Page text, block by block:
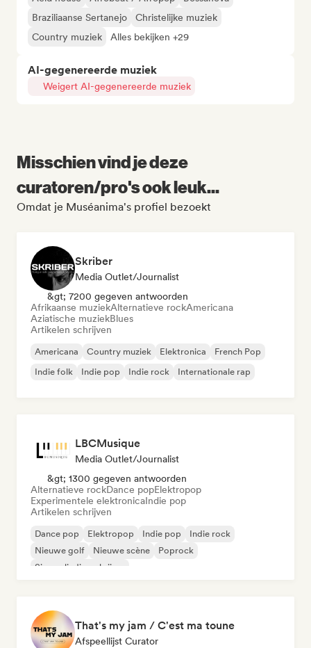
Braziliaanse Sertanejo
Christelijke muziek
Country muziek
Alles bekijken +29
AI-gegenereerde muziek
Weigert AI-gegenereerde muziek
Misschien vind je deze
curatoren/pro's ook leuk...
Omdat je Muséanima's profiel bezoekt
Skriber
Media Outlet/Journalist
&gt; 7200 gegeven antwoorden
Afrikaanse muziekAlternatieve rockAmericana
Aziatische muziekBlues
Artikelen schrijven
Americana Country muziek Elektronica
French Pop
Indie folk
Indie pop Indie rock Internationale rap
LBCMusique
Media Outlet/Journalist
&gt; 1300 gegeven antwoorden
Alternatieve rockDance popElektropop
Experimentele elektronicaIndie pop
Artikelen schrijven
Dance pop Elektropop Indie pop
Indie rock
Nieuwe golf
Nieuwe scène
Poprock
Singer-liedjesschrijver
That's my jam / C'est ma toune
Afspeellijst Curator